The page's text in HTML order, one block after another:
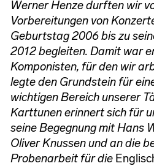
Werner Henze durften wir
Vorbereitungen von
Geburtstag 2006 bis zu
2012 begleiten. Damit war
Komponisten, für den wir
legte den Grundstein für
wichtigen Bereich unserer
Karttunen erinnert sich für
seine Begegnung mit Hans
Oliver Knussen und an die
Probenarbeit für die